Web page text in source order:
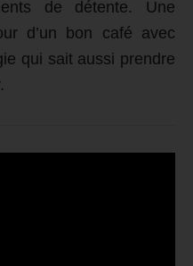
de détente. Une
d’un bon café avec
qui sait aussi prendre